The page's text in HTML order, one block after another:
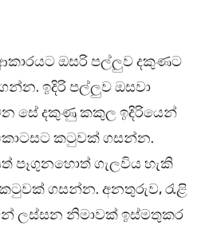
ඔසරි පල්ලුව දකුණට
ඉදිරි පල්ලුව ඔසවා
සේ දකුණු කකුල ඉදිරියෙන්
කටුවක් ගසන්න.
පෑගුනහොත් ගැලවිය හැකි
කටුවක් ගසන්න. අනතුරුව, රැළි
ලස්සන නිමාවක් ඉස්මතුකර